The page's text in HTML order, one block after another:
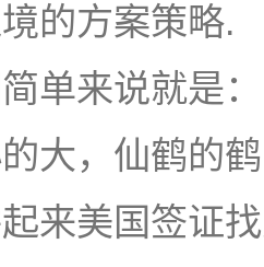
的方案策略.
单来说就是
大，仙鹤的
来美国签证